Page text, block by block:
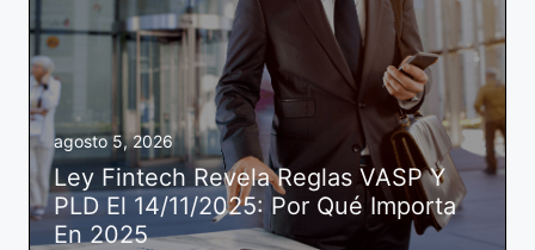
agosto 5, 2026
Ley Fintech Revela Reglas VASP Y
PLD El 14/11/2025: Por Qué Importa
En 2025